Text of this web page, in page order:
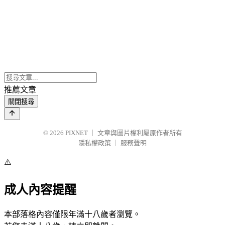
推薦文章
關閉搜尋
© 2026 PIXNET
文章與圖片權利屬原作者所有
隱私權政策
服務聲明
⚠️
成人內容提醒
本部落格內容僅限年滿十八歲者瀏覽。